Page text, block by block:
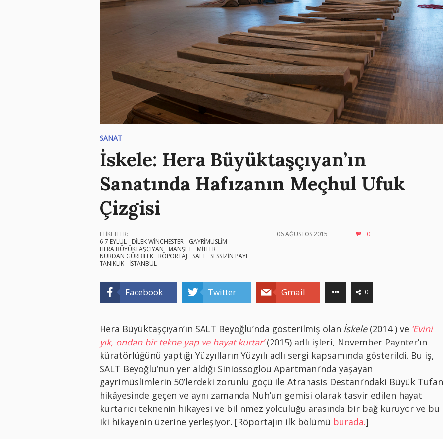
SANAT
İskele: Hera Büyüktaşçıyan’ın
Sanatında Hafızanın Meçhul Ufuk
Çizgisi
ETİKETLER:
6-7 EYLÜL
DİLEK WİNCHESTER
GAYRİMÜSLİM
HERA BÜYÜKTAŞÇIYAN
MANŞET
MİTLER
NURDAN GÜRBİLEK
RÖPORTAJ SALT
SESSİZİN PAYI
TANIKLIK
İSTANBUL
06 AĞUSTOS 2015 0
Facebook Twitter Gmail 0
Hera Büyüktaşçıyan’ın SALT Beyoğlu’nda gösterilmiş olan İskele (2014 ) ve ‘Evini
yık, ondan bir tekne yap ve hayat kurtar’(2015) adlı işleri, November Paynter’ın
küratörlüğünü yaptığı Yüzyılların Yüzyılı adlı sergi kapsamında gösterildi. Bu iş,
SALT Beyoğlu’nun yer aldığı Siniossoglou Apartmanı’nda yaşayan
gayrimüslimlerin 50’lerdeki zorunlu göçü ile Atrahasis Destanı’ndaki Büyük Tufan
hikâyesinde geçen ve aynı zamanda Nuh’un gemisi olarak tasvir edilen hayat
kurtarıcı teknenin hikayesi ve bilinmez yolculuğu arasında bir bağ kuruyor ve bu
iki hikayenin üzerine yerleşiyor. [Röportajın ilk bölümü burada.]